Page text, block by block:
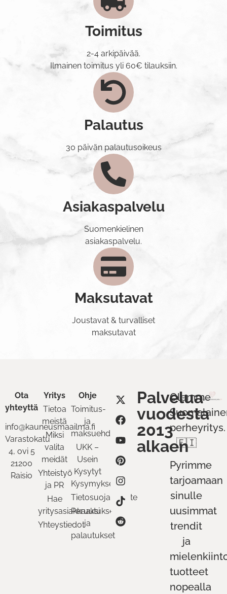
Toimitus
2-4 arkipäivää.
Ilmainen toimitus yli 60€ tilauksiin.
Palautus
30 päivän palautusoikeus
Asiakaspalvelu
Suomenkielinen
asiakaspalvelu.
Maksutavat
Joustavat & turvalliset
maksutavat
Ota
yhteyttä
info@kauneusmaailma.fi
Varastokatu
4, ovi 5
21200
Raisio
Yritys
Tietoa
meistä
Miksi
valita
meidät
Yhteistyö
ja PR
Hae
yritysasiakkaaksi
Yhteystiedot
Ohje
Toimitus-
ja
maksuehdot
UKK –
Usein
Kysytyt
Kysymykset
Tietosuojaseloste
Peruutukset
ja
palautukset
Palvelua
vuodesta
2013
alkaen
Olemme
perheyritys.
🇫🇮
Pyrimme
tarjoamaan
sinulle
uusimmat
trendit
ja
tuotteet
nopealla